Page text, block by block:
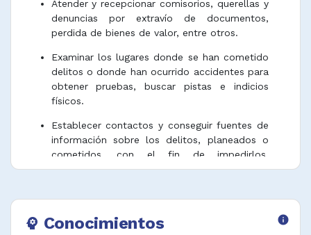
Atender y recepcionar comisorios, querellas y
denuncias por extravío de documentos,
perdida de bienes de valor, entre otros.
Examinar los lugares donde se han cometido
delitos o donde han ocurrido accidentes para
obtener pruebas, buscar pistas e indicios
físicos.
Establecer contactos y conseguir fuentes de
información sobre los delitos, planeados o
cometidos, con el fin de impedirlos,
identificar a los presuntos delincuentes,
relación al lugar de los hechos o a las
psychology Conocimientos info